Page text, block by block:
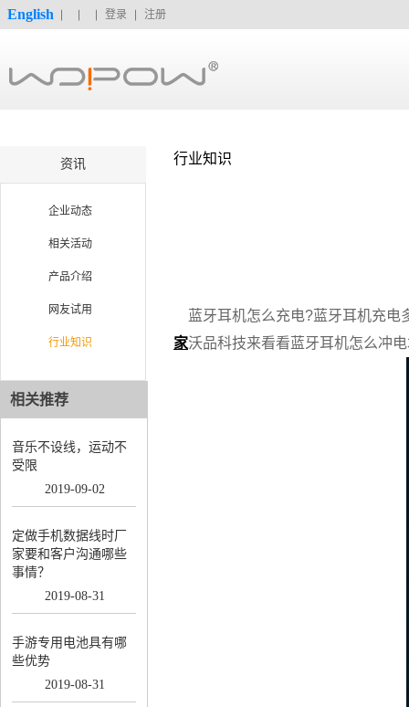
English 登录 注册
资讯
企业动态
相关活动
产品介绍
网友试用
行业知识
相关推荐
音乐不设线，运动不
受限
2019-09-02
定做手机数据线时厂
家要和客户沟通哪些
事情？
2019-08-31
手游专用电池具有哪
些优势
2019-08-31
行业知识
蓝牙耳机怎么充电?蓝牙耳机充电
家沃品科技来看看蓝牙耳机怎么冲